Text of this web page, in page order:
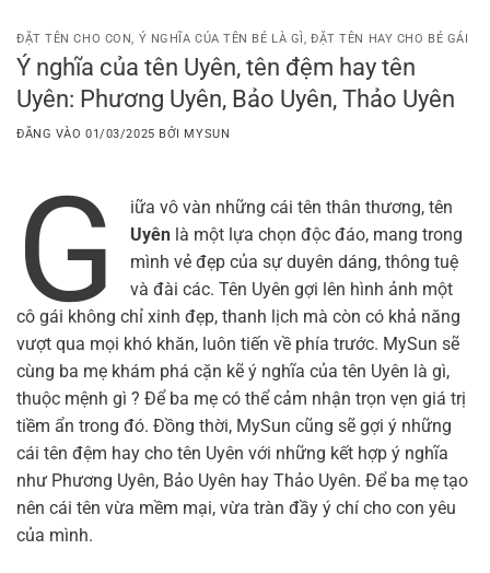
qua
nội
dung
ĐẶT TÊN CHO CON, Ý NGHĨA CỦA TÊN BÉ LÀ GÌ,ĐẶT TÊN HAY CHO BÉ GÁI
Ý nghĩa của tên Uyên, tên đệm hay tên
Uyên: Phương Uyên, Bảo Uyên, Thảo Uyên
ĐĂNG VÀO01/03/2025 BỞI MYSUN
G
iữa vô vàn những cái tên thân thương, tên
Uyên là một lựa chọn độc đáo, mang trong
mình vẻ đẹp của sự duyên dáng, thông tuệ
và đài các. Tên Uyên gợi lên hình ảnh một
cô gái không chỉ xinh đẹp, thanh lịch mà còn có khả năng
vượt qua mọi khó khăn, luôn tiến về phía trước. MySun sẽ
cùng ba mẹ khám phá cặn kẽ ý nghĩa của tên Uyên là gì,
thuộc mệnh gì ? Để ba mẹ có thể cảm nhận trọn vẹn giá trị
tiềm ẩn trong đó. Đồng thời, MySun cũng sẽ gợi ý những
cái tên đệm hay cho tên Uyên với những kết hợp ý nghĩa
như Phương Uyên, Bảo Uyên hay Thảo Uyên. Để ba mẹ tạo
nên cái tên vừa mềm mại, vừa tràn đầy ý chí cho con yêu
của mình.